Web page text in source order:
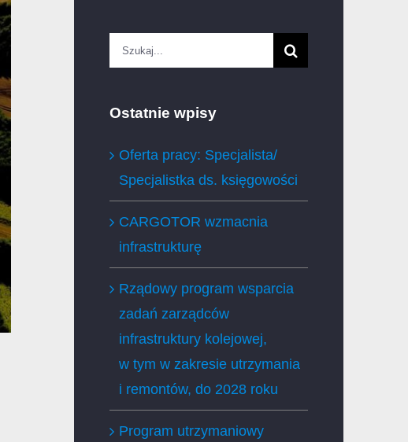
Szukaj
Ostatnie wpisy
Oferta pracy: Specjalista/
Specjalistka ds. księgowości
CARGOTOR wzmacnia
infrastrukturę
Rządowy program wsparcia
zadań zarządców
infrastruktury kolejowej,
w tym w zakresie utrzymania
i remontów, do 2028 roku
Program utrzymaniowy